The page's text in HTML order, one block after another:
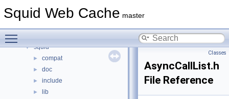
Squid Web Cache master
► Classes
▼
▼ squid
► compat
► doc
► include
► lib
Classes
AsyncCallList.h
File Reference